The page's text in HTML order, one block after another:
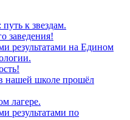
к звездам.
заведения!
результатами на Едином
нашей школе прошёл
лагере.
результатами по